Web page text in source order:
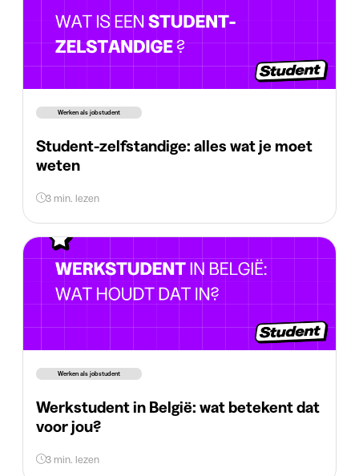
Werken als jobstudent
Student-zelfstandige: alles wat je moet
weten
3 min. lezen
Werken als jobstudent
Werkstudent in België: wat betekent dat
voor jou?
3 min. lezen